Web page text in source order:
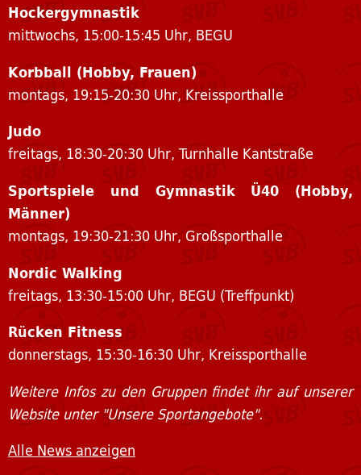
Hockergymnastik
mittwochs, 15:00-15:45 Uhr, BEGU
Korbball (Hobby, Frauen)
montags, 19:15-20:30 Uhr, Kreissporthalle
Judo
freitags, 18:30-20:30 Uhr, Turnhalle Kantstraße
Sportspiele und Gymnastik Ü40 (Hobby,
Männer)
montags, 19:30-21:30 Uhr, Großsporthalle
Nordic Walking
freitags, 13:30-15:00 Uhr, BEGU (Treffpunkt)
Rücken Fitness
donnerstags, 15:30-16:30 Uhr, Kreissporthalle
Weitere Infos zu den Gruppen findet ihr auf unserer
Website unter "Unsere Sportangebote".
Alle News anzeigen